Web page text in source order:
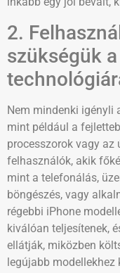
2.
szükségük
Nem mindenki igényli
mint például a
processzorok vagy az
felhasználók, akik
mint a telefonálás,
böngészés, vagy
régebbi iPhone
kiválóan teljesítenek,
ellátják, miközben
legújabb modellekhez